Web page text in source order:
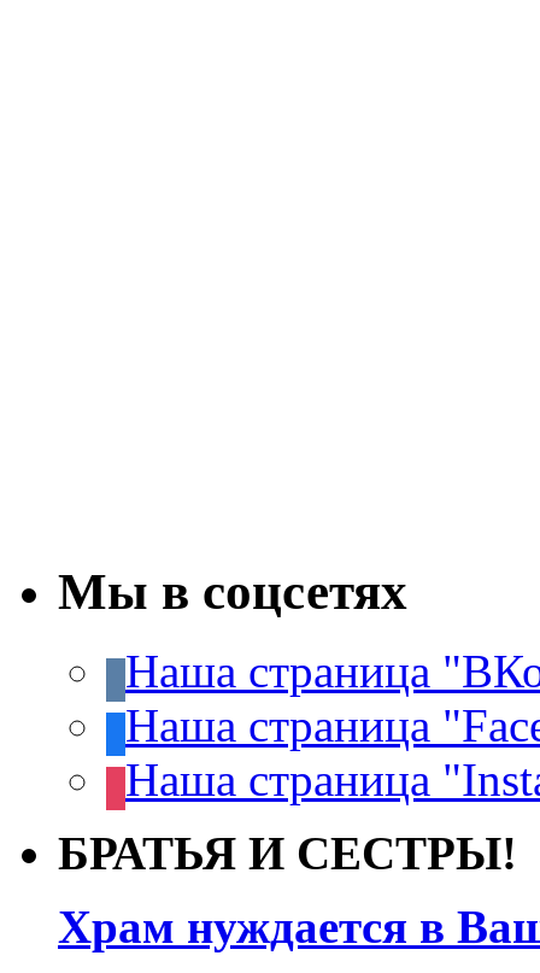
Мы в соцсетях
Наша страница
Наша страница
Наша страница
БРАТЬЯ И СЕСТРЫ!
Храм нуждается в